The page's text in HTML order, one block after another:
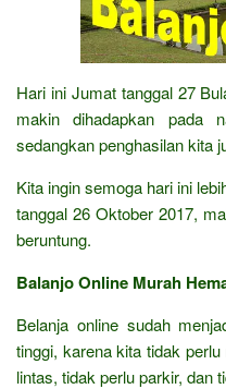
Hari ini Jumat tanggal 27
makin dihadapkan pada
sedangkan penghasilan kita
Kita ingin semoga hari ini
tanggal 26 Oktober 2017,
beruntung.
Balanjo Online Murah
Belanja online sudah
tinggi, karena kita tidak
lintas, tidak perlu parkir, dan